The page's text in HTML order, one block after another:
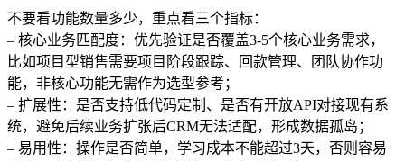
不要看功能数量多少，重点看三个指标：
– 核心业务匹配度：优先验证是否覆盖3-5个核心业务需求，
比如项目型销售需要项目阶段跟踪、回款管理、团队协作功
能，非核心功能无需作为选型参考；
– 扩展性：是否支持低代码定制、是否有开放API对接现有系
统，避免后续业务扩张后CRM无法适配，形成数据孤岛；
– 易用性：操作是否简单，学习成本不能超过3天，否则容易